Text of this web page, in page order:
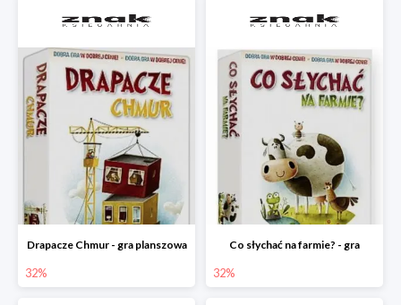
Drapacze Chmur - gra planszowa
32%
Co słychać na farmie? - gra
32%